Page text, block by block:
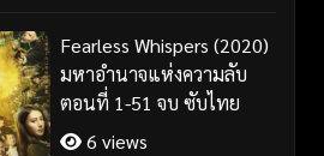
Fearless Whispers (2020)
มหาอำนาจแห่งความลับ
ตอนที่ 1-51 จบ ซับไทย
6 views